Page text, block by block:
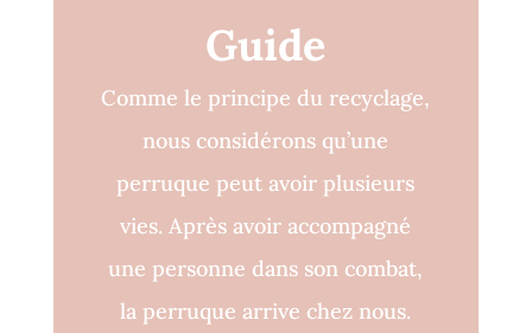
Guide
Comme le principe du recyclage,
nous considérons qu’une
perruque peut avoir plusieurs
vies. Après avoir accompagné
une personne dans son combat,
la perruque arrive chez nous.